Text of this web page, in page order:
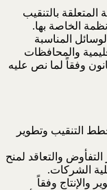
المتعلقة بالتنقيب
الخاصة بها.
المناسبة
والمحافظات
وفقاً لما نص عليه
التنقيب وتطوير
والتعاقد لمنح
الشركات.
والإنتاج وفقاً